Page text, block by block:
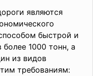
являются
быстрой и
1000 тонн, а
из видов
требованиям: